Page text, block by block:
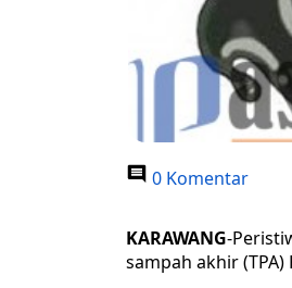
0 Komentar
KARAWANG-
sampah akhir